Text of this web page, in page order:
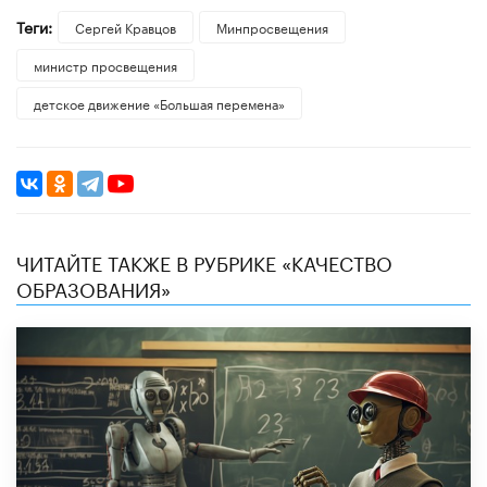
Теги: Сергей Кравцов
Минпросвещения
министр просвещения
детское движение «Большая перемена»
ЧИТАЙТЕ ТАКЖЕ В РУБРИКЕ «КАЧЕСТВО
ОБРАЗОВАНИЯ»